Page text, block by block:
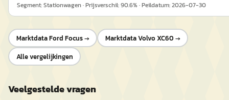
Segment:Stationwagen· Prijsverschil:90.6% · Peildatum:2026-07-30
MarktdataFord Focus→ MarktdataVolvo XC60 →
Alle vergelijkingen
Veelgestelde vragen